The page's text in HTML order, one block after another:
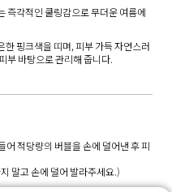
즉각적인 쿨링감으로 무더운 여름에
한 핑크색을 띠며, 피부 가득 자연스러
부 바탕으로 관리해 줍니다.
어 적당량의 버블을 손에 덜어낸 후 피
말고 손에 덜어 발라주세요.)